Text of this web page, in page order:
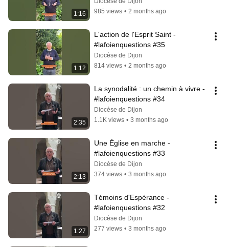
1:16
985 views • 2 months ago
1:12
L'action de l'Esprit Saint -
#lafoienquestions #35
Diocèse de Dijon
814 views • 2 months ago
2:35
La synodalité : un chemin à vivre -
#lafoienquestions #34
Diocèse de Dijon
1.1K views • 3 months ago
2:13
Une Église en marche -
#lafoienquestions #33
Diocèse de Dijon
374 views • 3 months ago
1:27
Témoins d'Espérance -
#lafoienquestions #32
Diocèse de Dijon
277 views • 3 months ago